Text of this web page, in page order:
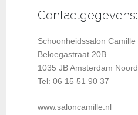
Contactgegevens:
Schoonheidssalon Camille
Beloegastraat 20B
1035 JB Amsterdam Noord
Tel: 06 15 51 90 37
www.saloncamille.nl